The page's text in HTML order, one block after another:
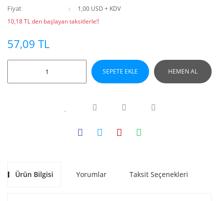
Fiyat
1,00 USD + KDV
10,18 TL den başlayan taksitlerle!!
57,09 TL
SEPETE EKLE HEMEN AL
Ürün Bilgisi Yorumlar Taksit Seçenekleri